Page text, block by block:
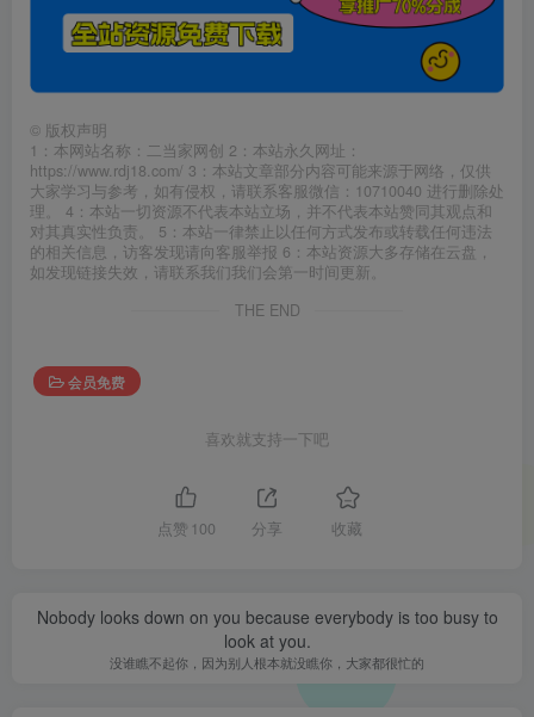
© 版权声明
1：本网站名称：二当家网创 2：本站永久网址：
https://www.rdj18.com/ 3：本站文章部分内容可能来源于网络，仅供
大家学习与参考，如有侵权，请联系客服微信：10710040 进行删除处
理。 4：本站一切资源不代表本站立场，并不代表本站赞同其观点和
对其真实性负责。 5：本站一律禁止以任何方式发布或转载任何违法
的相关信息，访客发现请向客服举报 6：本站资源大多存储在云盘，
如发现链接失效，请联系我们我们会第一时间更新。
THE END
会员免费
喜欢就支持一下吧
点赞 100 分享 收藏
Nobody looks down on you because everybody is too busy to
look at you.
没谁瞧不起你，因为别人根本就没瞧你，大家都很忙的